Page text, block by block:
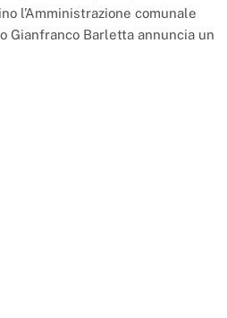
l’Amministrazione comunale
Gianfranco Barletta annuncia un